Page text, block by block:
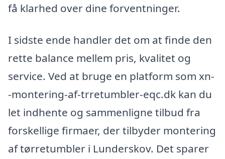
få klarhed over dine forventninger.
I sidste ende handler det om at finde den
rette balance mellem pris, kvalitet og
service. Ved at bruge en platform som xn-
-montering-af-trretumbler-eqc.dk kan du
let indhente og sammenligne tilbud fra
forskellige firmaer, der tilbyder montering
af tørretumbler i Lunderskov. Det sparer